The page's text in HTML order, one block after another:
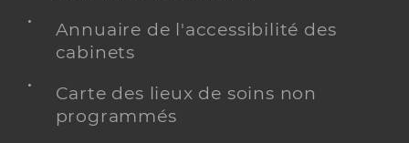
Annuaire de l'accessibilité des
cabinets
Carte des lieux de soins non
programmés